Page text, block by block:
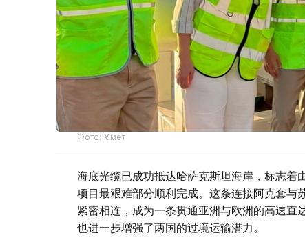
Фото: Үкімет
海底光缆已成功抵达哈萨克斯坦海岸，标志着
项目最艰难部分顺利完成。这条连接阿克套与
紧密相连，成为一条贯通亚洲与欧洲的高速直
也进一步增强了两国的过境运输潜力。